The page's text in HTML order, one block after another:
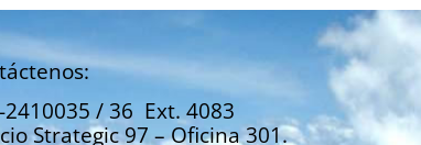
/ 36 Ext. 4083
Strategic 97 – Oficina 301.